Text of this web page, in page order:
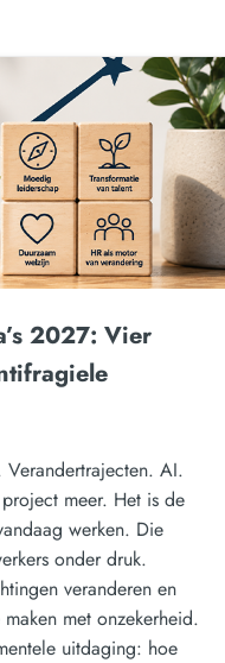
2027: Vier
Verandertrajecten. AI.
meer. Het is de
werken. Die
onder druk.
veranderen en
met onzekerheid.
uitdaging: hoe